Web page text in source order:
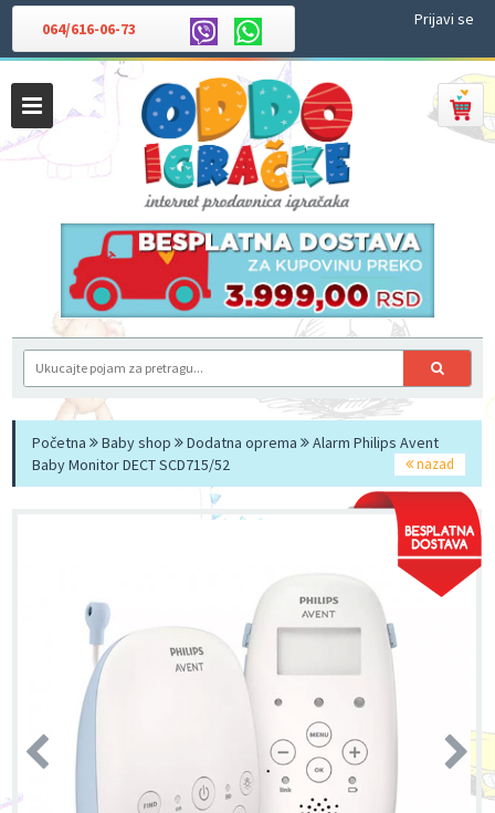
064/616-06-73 Prijavi se
Početna Baby shop Dodatna oprema
Alarm Philips Avent
Baby Monitor DECT SCD715/52
nazad